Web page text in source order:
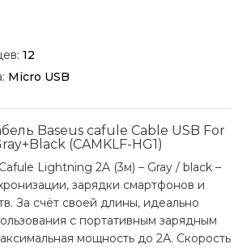
12
Micro USB
Baseus cafule Cable USB For
(CAMKLF-HG1)
Lightning 2A (3м) – Gray / black –
зарядки смартфонов и
За счёт своей длины, идеально
с портативным зарядным
мощность до 2А. Скорость